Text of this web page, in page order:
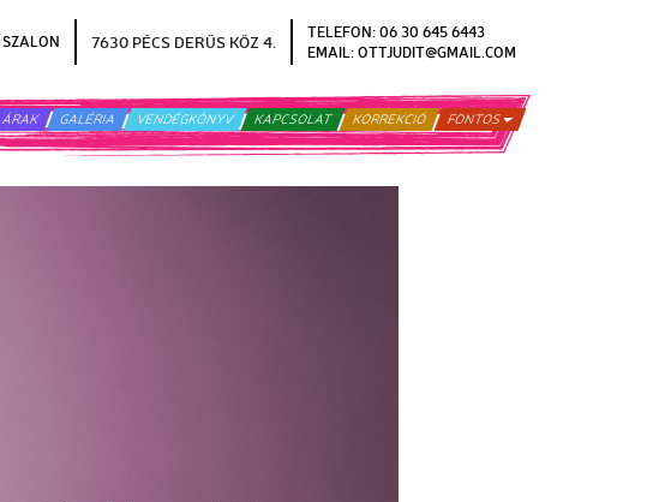
SZALON 7630 PÉCS DERŰS KÖZ 4. TELEFON: 06 30 645 6443
EMAIL: OTTJUDIT@GMAIL.COM
ÁRAK GALÉRIA VENDÉGKÖNYV KAPCSOLAT KORREKCIÓ FONTOS